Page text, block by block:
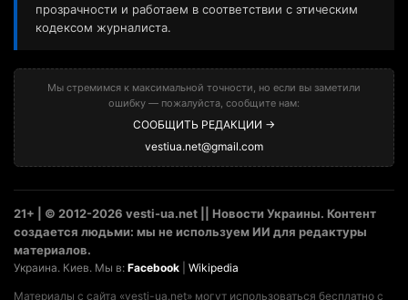
прозрачности и работаем в соответствии с этическим
кодексом журналиста.
Мы стремимся к максимальной точности, но если вы заметили
ошибку — пожалуйста, сообщите нам:
СООБЩИТЬ РЕДАКЦИИ →
vestiua.net@gmail.com
21+ | © 2012-2026 vesti-ua.net || Новости Украины. Контент
создается людьми: мы не используем ИИ для редактуры
материалов.
Украина. Киев. Мы в: Facebook Wikipedia
Материалы с сайта «vesti-ua.net» могут использоваться бесплатно с